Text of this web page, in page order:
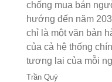
chống mua bán
hướng đến năm
chỉ là một văn bản
của cả hệ thống
tương lai của mỗi
Trần Quý